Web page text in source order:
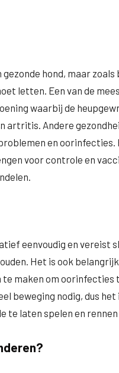
hond, maar
letten. Een van de
waarbij de
artritis. Andere
en
voor controle en
eenvoudig en
Het is ook
maken om oorinfecties
beweging nodig, dus
te laten spelen en